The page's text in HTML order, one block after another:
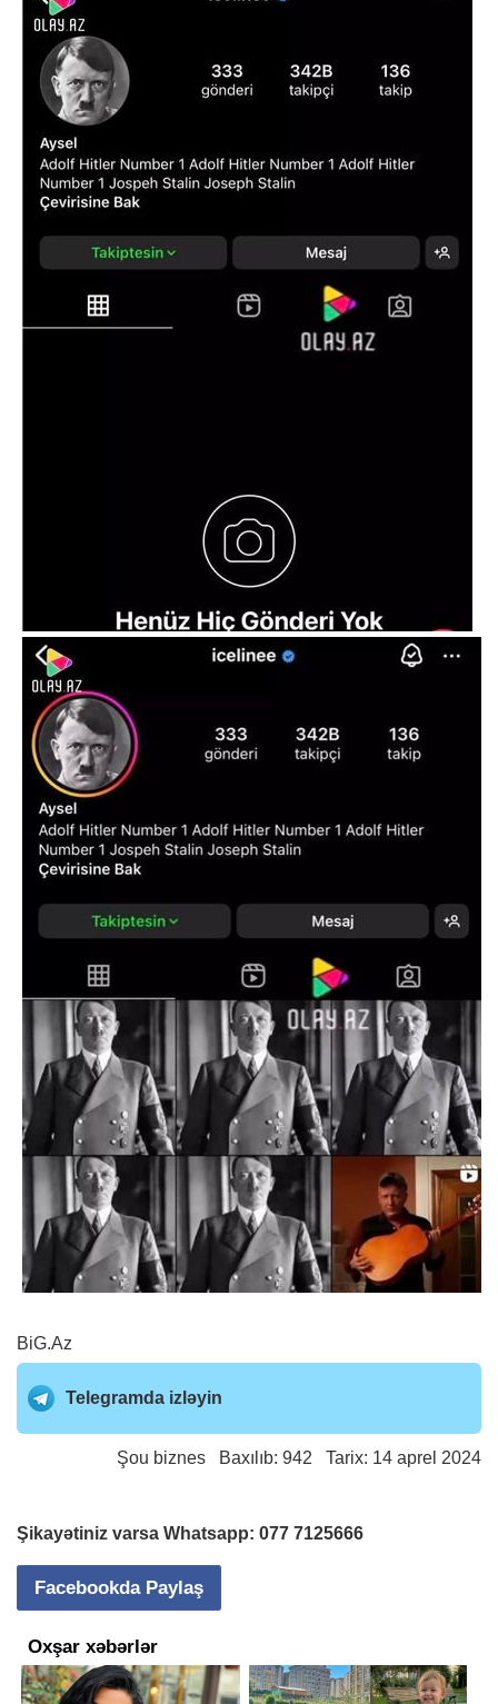
BiG.Az
Telegramda izləyin
Şou biznes Baxılıb: 942 Tarix: 14 aprel 2024
Şikayətiniz varsa Whatsapp: 077 7125666
Facebookda Paylaş
Oxşar xəbərlər